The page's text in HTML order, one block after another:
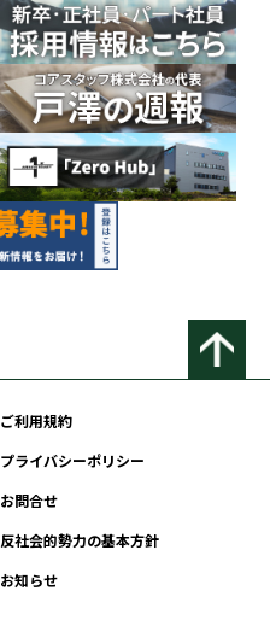
ご利用規約
プライバシーポリシー
お問合せ
反社会的勢力の基本方針
お知らせ